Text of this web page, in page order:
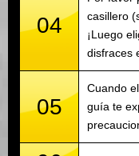
04
casillero
¡Luego
disfraces
05
Cuando
guía te